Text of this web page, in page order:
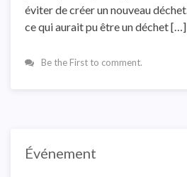
éviter de créer un nouveau
ce qui aurait pu être un déchet […]
Be the First to comment.
Événement